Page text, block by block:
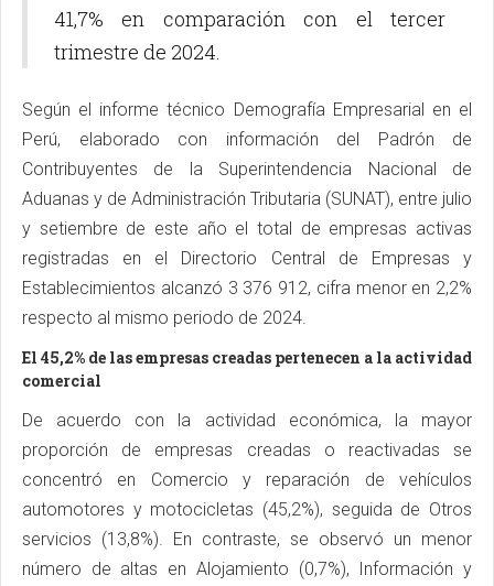
41,7% en comparación con el tercer
trimestre de 2024.
Según el informe técnico Demografía Empresarial en el
Perú, elaborado con información del Padrón de
Contribuyentes de la Superintendencia Nacional de
Aduanas y de Administración Tributaria (SUNAT), entre julio
y setiembre de este año el total de empresas activas
registradas en el Directorio Central de Empresas y
Establecimientos alcanzó 3 376 912, cifra menor en 2,2%
respecto al mismo periodo de 2024.
El 45,2% de las empresas creadas pertenecen a la actividad
comercial
De acuerdo con la actividad económica, la mayor
proporción de empresas creadas o reactivadas se
concentró en Comercio y reparación de vehículos
automotores y motocicletas (45,2%), seguida de Otros
servicios (13,8%). En contraste, se observó un menor
número de altas en Alojamiento (0,7%), Información y